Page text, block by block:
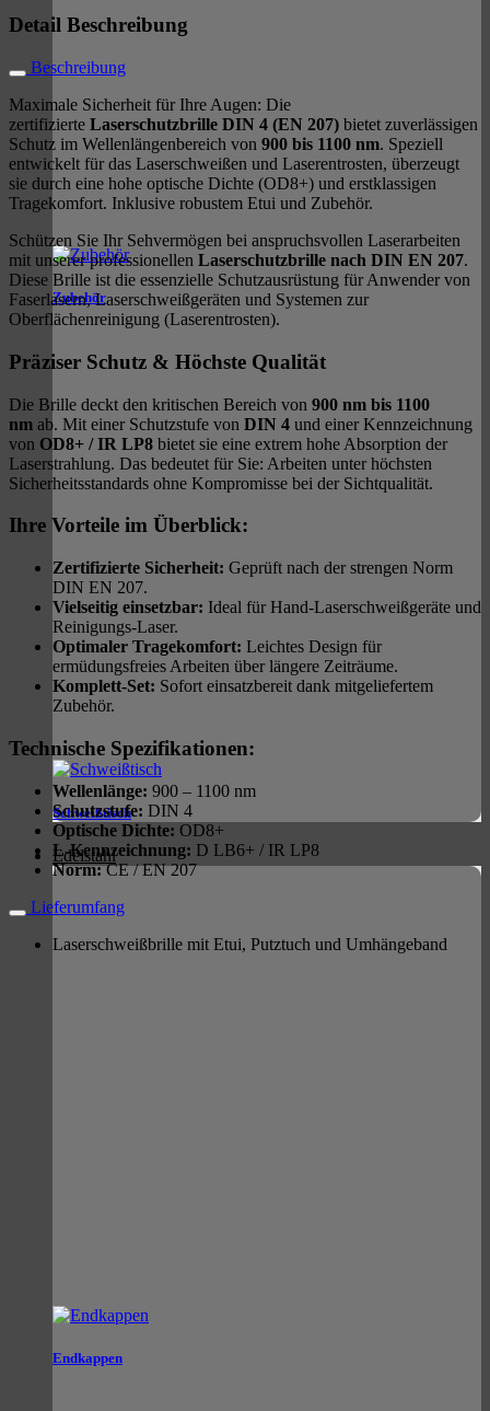
Zubehör
Schweißtisch
Edelstahl
Endkappen
Detail Beschreibung
Beschreibung
Maximale Sicherheit für Ihre Augen: Die
zertifizierte Laserschutzbrille DIN 4 (EN 207) bietet zuverlässigen
Schutz im Wellenlängenbereich von 900 bis 1100 nm. Speziell
entwickelt für das Laserschweißen und Laserentrosten, überzeugt
sie durch eine hohe optische Dichte (OD8+) und erstklassigen
Tragekomfort. Inklusive robustem Etui und Zubehör.
Schützen Sie Ihr Sehvermögen bei anspruchsvollen Laserarbeiten
mit unserer professionellen Laserschutzbrille nach DIN EN 207.
Diese Brille ist die essenzielle Schutzausrüstung für Anwender von
Faserlasern, Laserschweißgeräten und Systemen zur
Oberflächenreinigung (Laserentrosten).
Präziser Schutz & Höchste Qualität
Die Brille deckt den kritischen Bereich von 900 nm bis 1100
nm ab. Mit einer Schutzstufe von DIN 4 und einer Kennzeichnung
von OD8+ / IR LP8 bietet sie eine extrem hohe Absorption der
Laserstrahlung. Das bedeutet für Sie: Arbeiten unter höchsten
Sicherheitsstandards ohne Kompromisse bei der Sichtqualität.
Ihre Vorteile im Überblick:
Zertifizierte Sicherheit: Geprüft nach der strengen Norm
DIN EN 207.
Vielseitig einsetzbar: Ideal für Hand-Laserschweißgeräte und
Reinigungs-Laser.
Optimaler Tragekomfort: Leichtes Design für
ermüdungsfreies Arbeiten über längere Zeiträume.
Komplett-Set: Sofort einsatzbereit dank mitgeliefertem
Zubehör.
Technische Spezifikationen:
Wellenlänge: 900 – 1100 nm
Schutzstufe: DIN 4
Optische Dichte: OD8+
L-Kennzeichnung: D LB6+ / IR LP8
Norm:CE / EN 207
Lieferumfang
Laserschweißbrille mit Etui, Putztuch und Umhängeband